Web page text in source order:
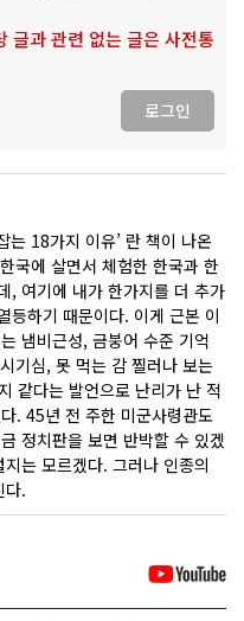
글과 관련 없는 글은 사전통
로그인
는 18가지 이유’ 란 책이 나온
국에 살면서 체험한 한국과 한
, 여기에 내가 한가지를 더 추가
등하기 때문이다. 이게 근본 이
냄비근성, 금붕어 수준 기억
기심, 못 먹는 감 찔러나 보는
같다는 발언으로 난리가 난 적
. 45년 전 주한 미군사령관도
정치판을 보면 반박할 수 있겠
는 모르겠다. 그러나 인종의
다.